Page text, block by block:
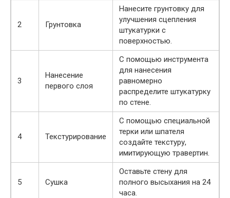
2 Грунтовка
Нанесите грунтовку для
улучшения сцепления
штукатурки с
поверхностью.
3
Нанесение
первого слоя
С помощью инструмента
для нанесения
равномерно
распределите штукатурку
по стене.
4 Текстурирование
С помощью специальной
терки или шпателя
создайте текстуру,
имитирующую травертин.
5 Сушка
Оставьте стену для
полного высыхания на 24
часа.